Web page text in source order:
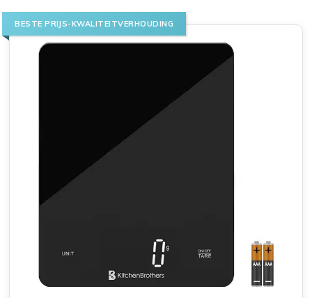
BESTE PRIJS-KWALITEITVERHOUDING